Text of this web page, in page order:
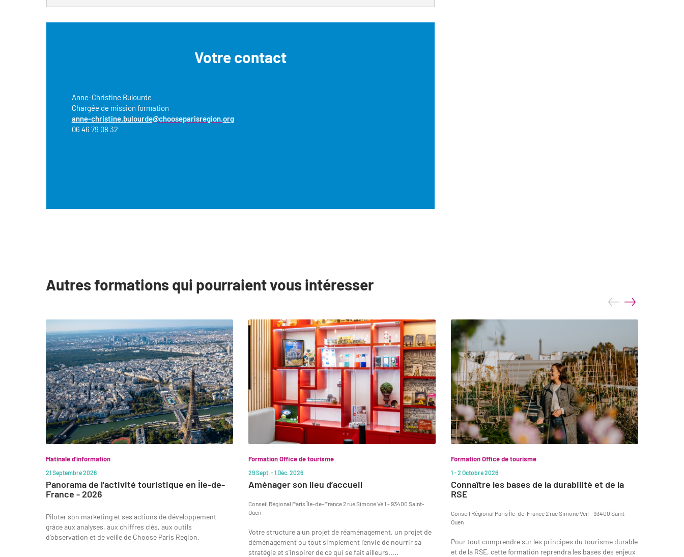
Votre contact
Anne-Christine Bulourde
Chargée de mission formation
anne-christine.bulourde@chooseparisregion.org
06 46 79 08 32
Autres formations qui pourraient vous intéresser
1
to
3
of
15
Matinale d'information
21 Septembre 2026
Panorama de l'activité touristique en Île-de-
France - 2026
Piloter son marketing et ses actions de développement
grâce aux analyses, aux chiffres clés, aux outils
d'observation et de veille de Choose Paris Region.
Formation Office de tourisme
29 Sept. - 1 Déc. 2026
Aménager son lieu d’accueil
Conseil Régional Paris Île-de-France 2 rue Simone Veil - 93400 Saint-
Ouen
Votre structure a un projet de réaménagement, un projet de
déménagement ou tout simplement l'envie de nourrir sa
stratégie et s'inspirer de ce qui se fait ailleurs.....
Formation Office de tourisme
1 - 2 Octobre 2026
Connaître les bases de la durabilité et de la
RSE
Conseil Régional Paris Île-de-France 2 rue Simone Veil - 93400 Saint-
Ouen
Pour tout comprendre sur les principes du tourisme durable
et de la RSE, cette formation reprendra les bases des enjeux